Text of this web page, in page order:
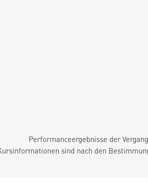
Performanceergebnisse der
sind nach den